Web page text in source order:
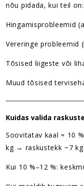
nõu pidada, kui teil on:
Hingamisprobleemid
Vereringe probleemid
Tõsised liigeste või
Muud tõsised
Kuidas valida
Soovitatav kaal ≈ 10
kg → raskustekk ~7
Kui 10 %–12 %: